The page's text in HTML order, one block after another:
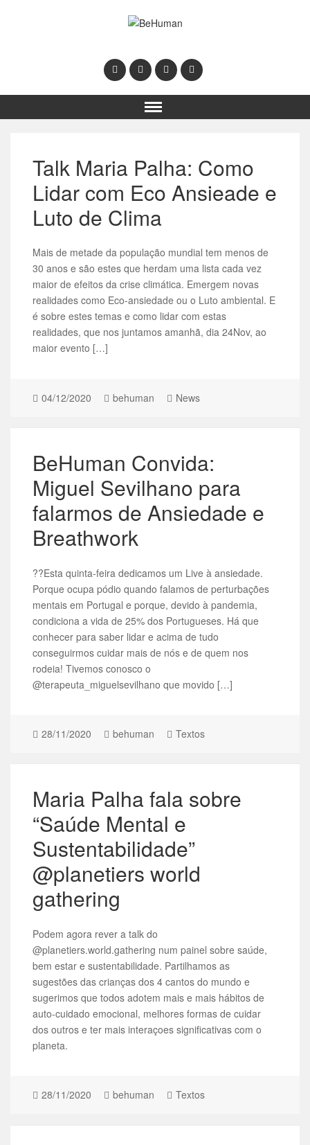
Talk Maria Palha: Como
Lidar com Eco Ansieade e
Luto de Clima
Mais de metade da população mundial tem menos de
30 anos e são estes que herdam uma lista cada vez
maior de efeitos da crise climática. Emergem novas
realidades como Eco-ansiedade ou o Luto ambiental. E
é sobre estes temas e como lidar com estas
realidades, que nos juntamos amanhã, dia 24Nov, ao
maior evento […]
04/12/2020 behuman News
BeHuman Convida:
Miguel Sevilhano para
falarmos de Ansiedade e
Breathwork
??Esta quinta-feira dedicamos um Live à ansiedade.
Porque ocupa pódio quando falamos de perturbações
mentais em Portugal e porque, devido à pandemia,
condiciona a vida de 25% dos Portugueses. Há que
conhecer para saber lidar e acima de tudo
conseguirmos cuidar mais de nós e de quem nos
rodeia! Tivemos conosco o
@terapeuta_miguelsevilhano que movido […]
28/11/2020 behuman Textos
Maria Palha fala sobre
“Saúde Mental e
Sustentabilidade”
@planetiers world
gathering
Podem agora rever a talk do
@planetiers.world.gathering num painel sobre saúde,
bem estar e sustentabilidade. Partilhamos as
sugestões das crianças dos 4 cantos do mundo e
sugerimos que todos adotem mais e mais hábitos de
auto-cuidado emocional, melhores formas de cuidar
dos outros e ter mais interaçoes significativas com o
planeta.
28/11/2020 behuman Textos